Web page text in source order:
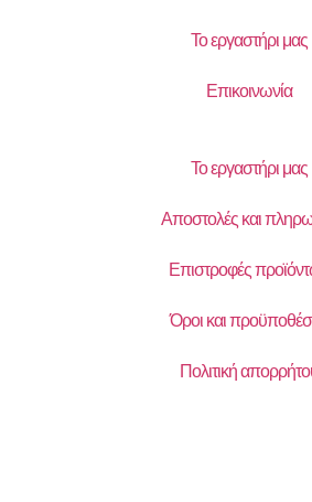
Το εργαστήρι μας
Επικοινωνία
Το εργαστήρι μας
Αποστολές και
Επιστροφές
Όροι και
Πολιτική